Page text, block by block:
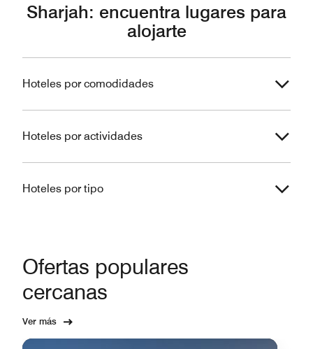
Sharjah: encuentra lugares para
alojarte
Hoteles por comodidades
Hoteles por actividades
Hoteles por tipo
Ofertas populares
cercanas
Ver más